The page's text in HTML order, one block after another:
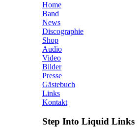
Home
Band
News
Discographie
Shop
Audio
Video
Bilder
Presse
Gästebuch
Links
Kontakt
Step Into Liquid Links